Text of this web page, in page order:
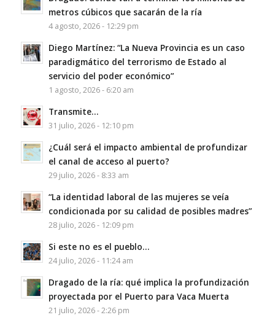
metros cúbicos que sacarán de la ría
4 agosto, 2026 - 12:29 pm
Diego Martínez: “La Nueva Provincia es un caso
paradigmático del terrorismo de Estado al
servicio del poder económico”
1 agosto, 2026 - 6:20 am
Transmite…
31 julio, 2026 - 12:10 pm
¿Cuál será el impacto ambiental de profundizar
el canal de acceso al puerto?
29 julio, 2026 - 8:33 am
“La identidad laboral de las mujeres se veía
condicionada por su calidad de posibles madres”
28 julio, 2026 - 12:09 pm
Si este no es el pueblo…
24 julio, 2026 - 11:24 am
Dragado de la ría: qué implica la profundización
proyectada por el Puerto para Vaca Muerta
21 julio, 2026 - 2:26 pm